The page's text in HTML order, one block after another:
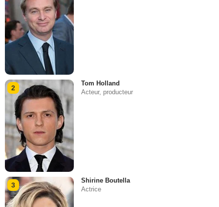
2
Tom Holland
Acteur, producteur
3
Shirine Boutella
Actrice